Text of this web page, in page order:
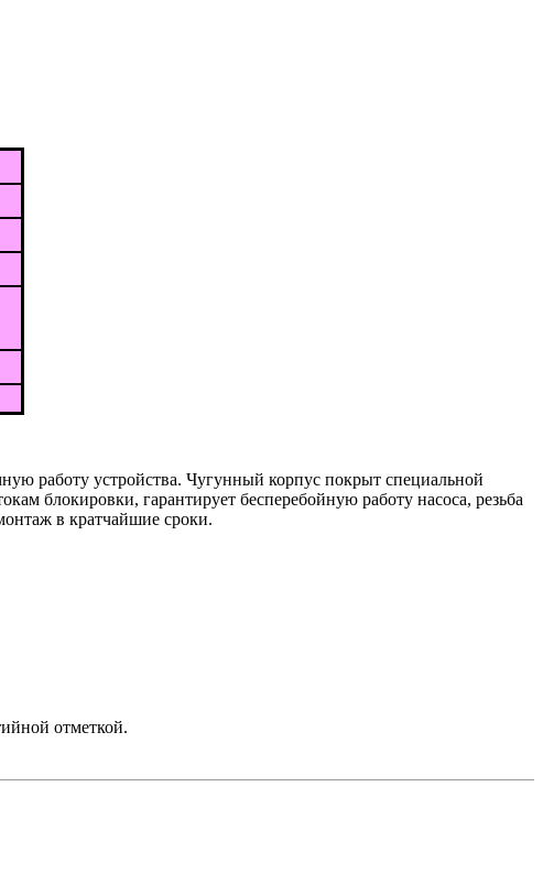
работу устройства. Чугунный корпус покрыт специальной
блокировки, гарантирует бесперебойную работу насоса, резьба
в кратчайшие сроки.
отметкой.